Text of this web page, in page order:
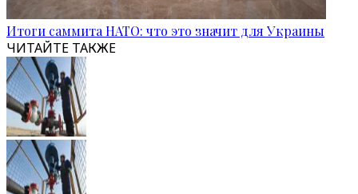
Итоги саммита НАТО: что это значит для Украины
ЧИТАЙТЕ ТАКЖЕ